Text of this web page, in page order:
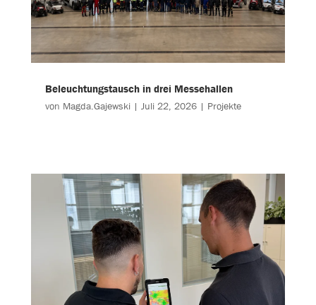
Beleuchtungstausch in drei Messehallen
von Magda.Gajewski| Juli 22, 2026| Projekte